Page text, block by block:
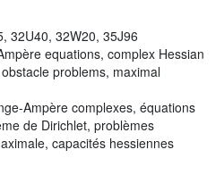
32U40, 32W20, 35J96
equations, complex Hessian
problems, maximal
Ampère complexes, équations
de Dirichlet, problèmes
capacités hessiennes